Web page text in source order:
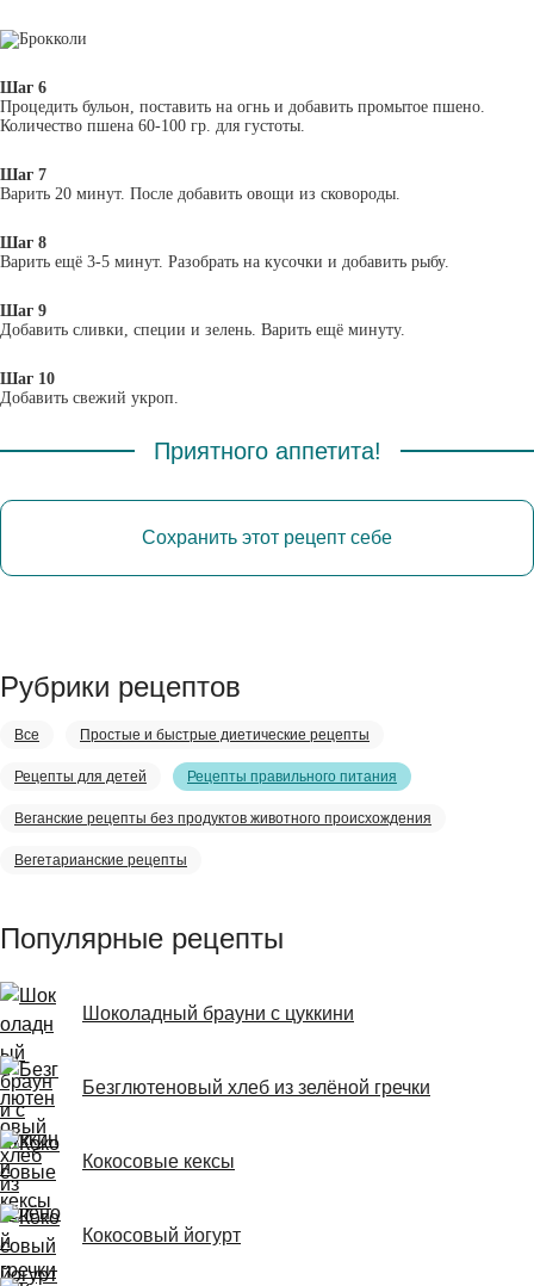
Шаг 6
Процедить бульон, поставить на огнь и добавить промытое пшено.
Количество пшена 60-100 гр. для густоты.
Шаг 7
Варить 20 минут. После добавить овощи из сковороды.
Шаг 8
Варить ещё 3-5 минут. Разобрать на кусочки и добавить рыбу.
Шаг 9
Добавить сливки, специи и зелень. Варить ещё минуту.
Шаг 10
Добавить свежий укроп.
Приятного аппетита!
Сохранить этот рецепт себе
Рубрики рецептов
Все Простые и быстрые диетические рецепты
Рецепты для детей Рецепты правильного питания
Веганские рецепты без продуктов животного происхождения
Вегетарианские рецепты
Популярные рецепты
Шоколадный брауни с цуккини
Безглютеновый хлеб из зелёной гречки
Кокосовые кексы
Кокосовый йогурт